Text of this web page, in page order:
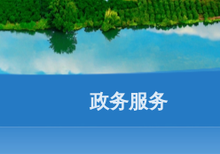
政务服务